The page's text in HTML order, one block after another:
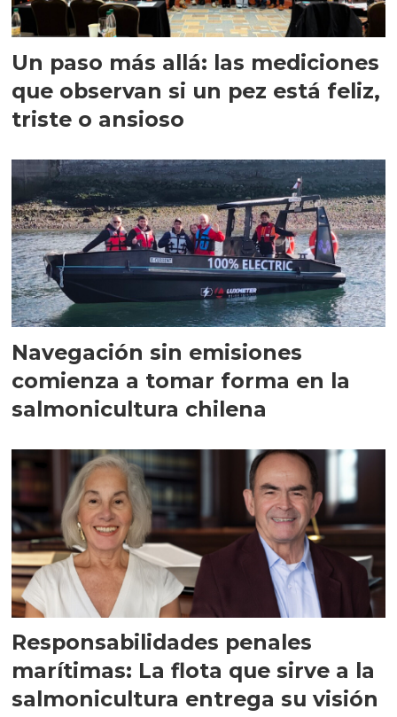
Un paso más allá: las mediciones
que observan si un pez está feliz,
triste o ansioso
Navegación sin emisiones
comienza a tomar forma en la
salmonicultura chilena
Responsabilidades penales
marítimas: La flota que sirve a la
salmonicultura entrega su visión